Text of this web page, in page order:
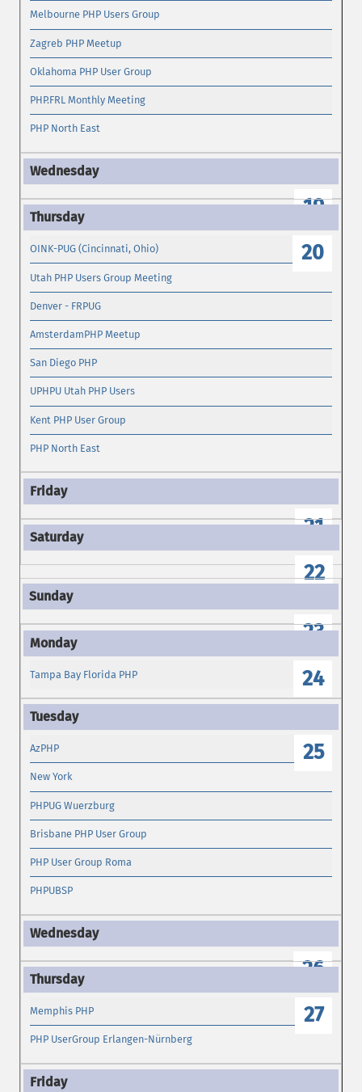
Melbourne PHP Users Group
Zagreb PHP Meetup
Oklahoma PHP User Group
PHP.FRL Monthly Meeting
PHP North East
19
20
OINK-PUG (Cincinnati, Ohio)
Utah PHP Users Group Meeting
Denver - FRPUG
AmsterdamPHP Meetup
San Diego PHP
UPHPU Utah PHP Users
Kent PHP User Group
PHP North East
21
22
23
24
Tampa Bay Florida PHP
25
AzPHP
New York
PHPUG Wuerzburg
Brisbane PHP User Group
PHP User Group Roma
PHPUBSP
26
27
Memphis PHP
PHP UserGroup Erlangen-Nürnberg